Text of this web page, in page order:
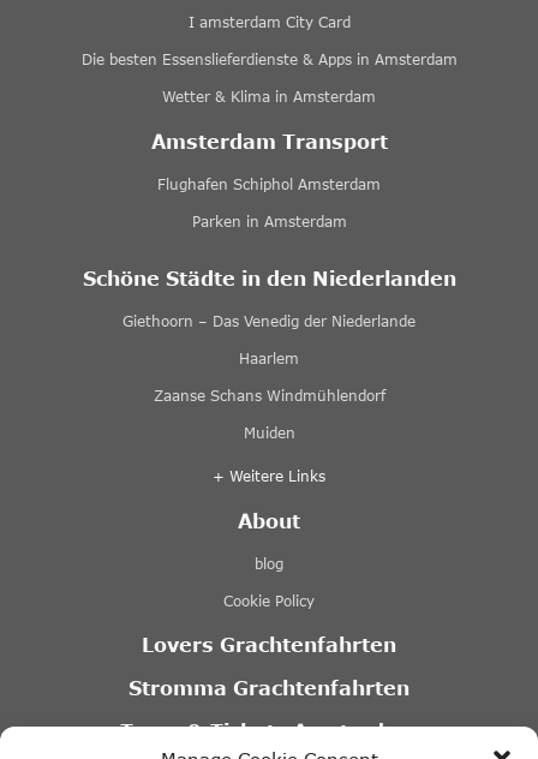
I amsterdam City Card
Die besten Essenslieferdienste & Apps in Amsterdam
Wetter & Klima in Amsterdam
Amsterdam Transport
Flughafen Schiphol Amsterdam
Parken in Amsterdam
Schöne Städte in den Niederlanden
Giethoorn – Das Venedig der Niederlande
Haarlem
Zaanse Schans Windmühlendorf
Muiden
+ Weitere Links
About
blog
Cookie Policy
Lovers Grachtenfahrten
Stromma Grachtenfahrten
Tours & Tickets Amsterdam